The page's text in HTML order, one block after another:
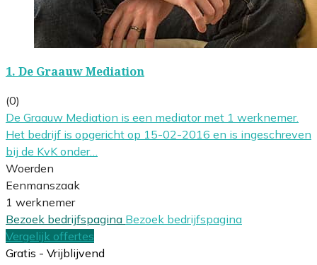
1. De Graauw Mediation
(0)
De Graauw Mediation is een mediator met 1 werknemer.
Het bedrijf is opgericht op 15-02-2016 en is ingeschreven
bij de KvK onder…
Woerden
Eenmanszaak
1 werknemer
Bezoek bedrijfspagina Bezoek bedrijfspagina
Vergelijk offertes
Gratis - Vrijblijvend